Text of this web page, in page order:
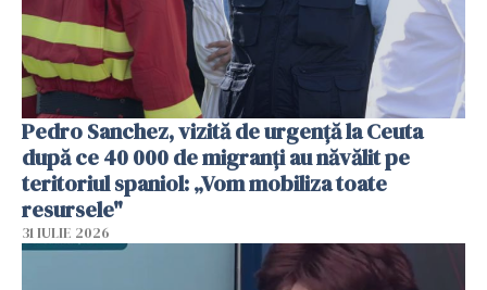
Pedro Sanchez, vizită de urgență la Ceuta
după ce 40 000 de migranți au năvălit pe
teritoriul spaniol: „Vom mobiliza toate
resursele"
31 IULIE 2026